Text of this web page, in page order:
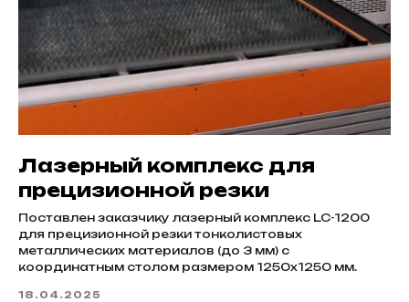
Лазерный комплекс для
прецизионной резки
Поставлен заказчику лазерный комплекс LC-1200
для прецизионной резки тонколистовых
металлических материалов (до 3 мм) с
координатным столом размером 1250х1250 мм.
18.04.2025